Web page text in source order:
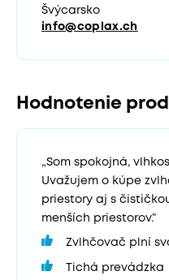
Švýcarsko
info@coplax.ch
Hodnotenie
„Som spokojná,
Uvažujem o kúpe
priestory aj s
menších priestorov.“
Zvlhčovač plní
Tichá prevádzka